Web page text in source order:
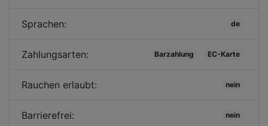
Sprachen: de
Zahlungsarten: Barzahlung EC-Karte
Rauchen erlaubt: nein
Barrierefrei: nein